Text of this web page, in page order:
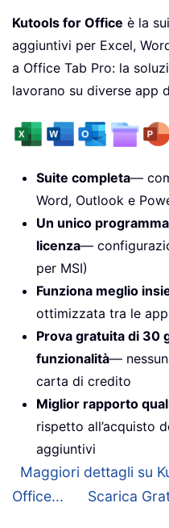
Kutools for Office è la
aggiuntivi per Excel,
a Office Tab Pro: la
lavorano su diverse app
Suite completa—
Word, Outlook e
Un unico
licenza—
per MSI)
Funziona meglio
ottimizzata tra le
Prova gratuita di 30
funzionalità—
carta di credito
Miglior rapporto
rispetto all’acquisto
aggiuntivi
Maggiori dettagli su
Office...
Scarica